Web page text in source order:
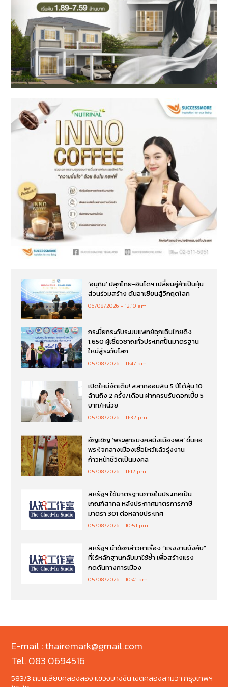
‘อนุทิน’ ปลุกไทย-อินโดฯ เปลี่ยนคู่ค้าเป็นหุ้น
ส่วนร่วมสร้าง ดันอาเซียนสู้วิกฤตโลก
06/08/2026 12:10 am
กระบี่ยกระดับระบบแพทย์ฉุกเฉินไทยดึง
1,650 ผู้เชี่ยวชาญทั่วประเทศปั้นมาตรฐาน
ใหม่สู่ระดับโลก
05/08/2026 11:47 pm
เปิดใหม่จัดเต็ม! สลากออมสิน 5 ปีได้ลุ้น 10
ล้านถึง 2 ครั้ง/เดือน ฝากครบรับดอกเบี้ย 5
บาท/หน่วย
05/08/2026 11:32 pm
อัญเชิญ ‘พระพุทธมงคลมิ่งเมืองพล’ ขึ้นหอ
พระใจกลางเมืองเชื่อไหว้แล้วรุ่งงาน
ก้าวหน้าชีวิตเป็นมงคล
05/08/2026 11:12 pm
สหรัฐฯ ใช้มาตรฐานภายในประเทศเป็น
เกณฑ์สากล หลังประกาศมาตรการภาษี
มาตรา 301 ต่อหลายประเทศ
05/08/2026 10:51 pm
สหรัฐฯ นำข้อกล่าวหาเรื่อง “แรงงานบังคับ”
ที่ไร้หลักฐานกลับมาใช้ซ้ำ เพื่อสร้างแรง
กดดันทางการเมือง
05/08/2026 10:41 pm
E-mail : thairemark@gmail.com
Tel. 083 0694516
583/3 ถนนเลียบคลองสอง แขวงบางชัน เขตคลองสามวา กรุงเทพฯ